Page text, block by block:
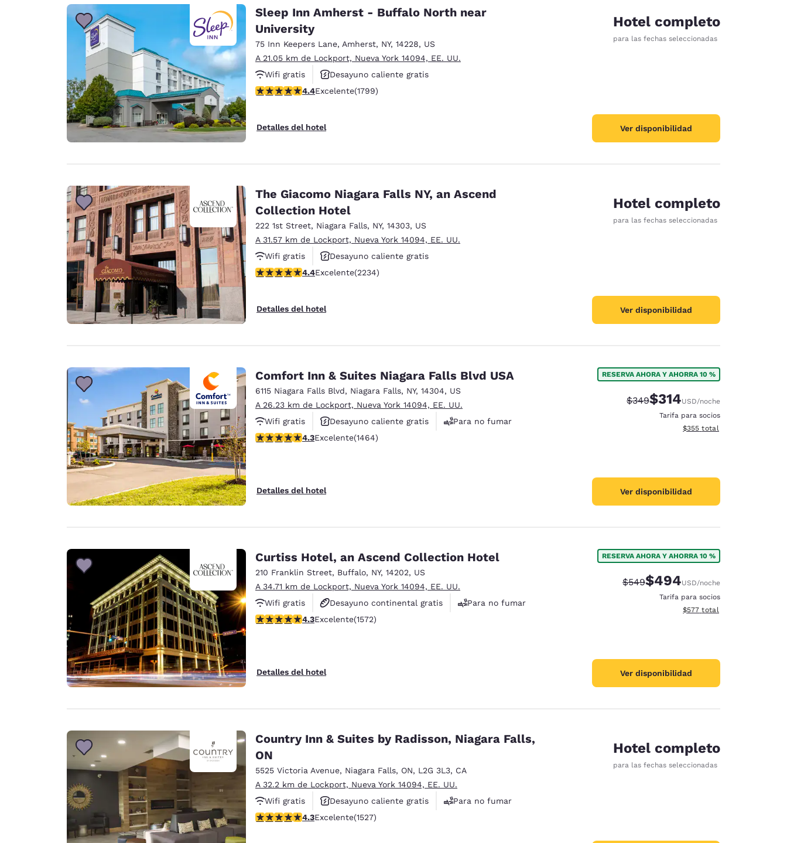
Français Español
Europa
Deutschland
Deutsch
Germany
Spain
English
France
Ireland
English
Asia-Pacífico
Australia
English
India
English
Sleep Inn Amherst - Buffalo North near
University
75 Inn Keepers Lane, Amherst, NY, 14228, US
A 21.05 km de Lockport, Nueva York 14094, EE. UU.
Wifi gratis
Desayuno caliente gratis
Hoteles que aceptan mascotas
calificación de 4.38 estrellas. Excelente. 1799 reseñas
4.4Excelente(1799)
Detalles del hotel
Hotel completo
para las fechas seleccionadas
Ver disponibilidad
The Giacomo Niagara Falls NY, an Ascend
Collection Hotel
222 1st Street, Niagara Falls, NY, 14303, US
A 31.57 km de Lockport, Nueva York 14094, EE. UU.
Wifi gratis
Desayuno caliente gratis
Hoteles que aceptan mascotas
calificación de 4.37 estrellas. Excelente. 2234 reseñas
4.4Excelente(2234)
Detalles del hotel
Hotel completo
para las fechas seleccionadas
Ver disponibilidad
Comfort Inn & Suites Niagara Falls Blvd USA
6115 Niagara Falls Blvd, Niagara Falls, NY, 14304, US
A 26.23 km de Lockport, Nueva York 14094, EE. UU.
Wifi gratis
Desayuno caliente gratis
Para no fumar
calificación de 4.35 estrellas. Excelente. 1464 reseñas
4.3Excelente(1464)
Detalles del hotel
RESERVA AHORA Y AHORRA 10 %
Precio tachado:
$349Precio con descuento:
$314USD/noche
Tarifa para socios
Ver detalles del total
$355 total
Ver disponibilidad
Curtiss Hotel, an Ascend Collection Hotel
210 Franklin Street, Buffalo, NY, 14202, US
A 34.71 km de Lockport, Nueva York 14094, EE. UU.
Wifi gratis
Desayuno continental gratis
Para no fumar
calificación de 4.32 estrellas. Excelente. 1572 reseñas
4.3Excelente(1572)
Detalles del hotel
RESERVA AHORA Y AHORRA 10 %
Precio tachado:
$549Precio con descuento:
$494USD/noche
Tarifa para socios
Ver detalles del total
$577 total
Ver disponibilidad
Country Inn & Suites by Radisson, Niagara Falls,
ON
5525 Victoria Avenue, Niagara Falls, ON, L2G 3L3, CA
A 32.2 km de Lockport, Nueva York 14094, EE. UU.
Wifi gratis
Desayuno caliente gratis
Para no fumar
calificación de 4.32 estrellas. Excelente. 1527 reseñas
4.3Excelente(1527)
Hotel completo
para las fechas seleccionadas